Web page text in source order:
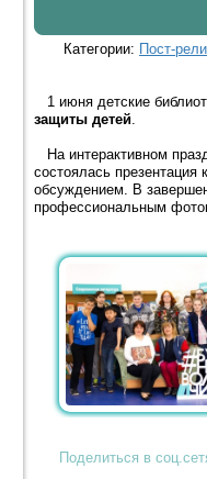
Категории: Пост-
1 июня детские
защиты детей
На интерактивном
состоялась
обсуждением. В
профессиональным
Поделиться в